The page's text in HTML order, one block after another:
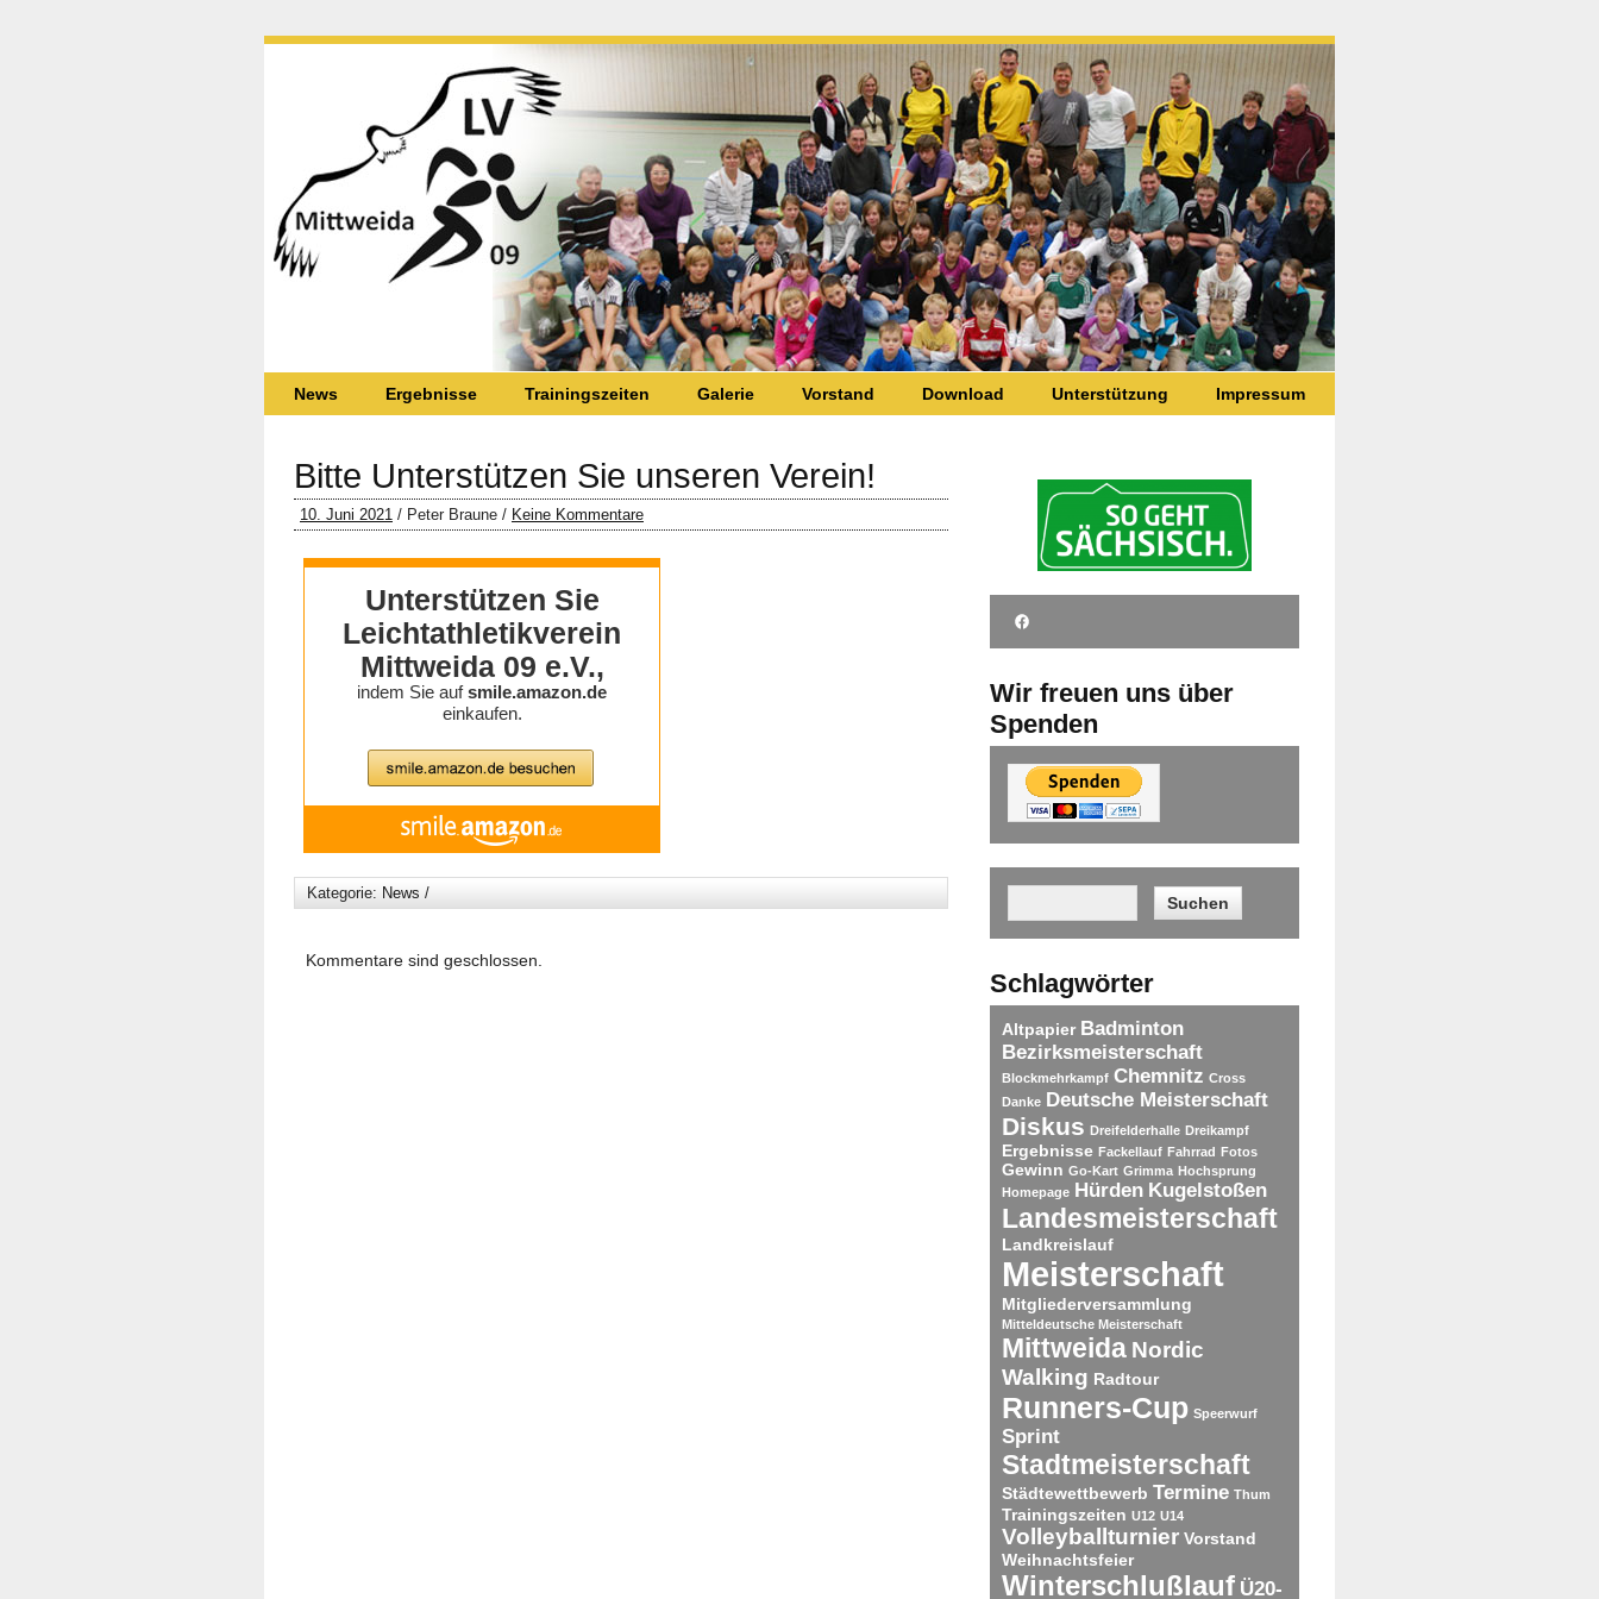
News Ergebnisse Trainingszeiten Galerie Vorstand Download Unterstützung Impressum
Bitte Unterstützen Sie unseren Verein!
10. Juni 2021 / Peter Braune / Keine Kommentare
Kategorie: News /
Kommentare sind geschlossen.
Wir freuen uns über
Spenden
Schlagwörter
Altpapier Badminton
Bezirksmeisterschaft
Blockmehrkampf Chemnitz Cross
Danke Deutsche Meisterschaft
Diskus Dreifelderhalle Dreikampf
Ergebnisse Fackellauf Fahrrad Fotos
Gewinn Go-Kart Grimma Hochsprung
Homepage Hürden Kugelstoßen
Landesmeisterschaft
Landkreislauf
Meisterschaft
Mitgliederversammlung
Mitteldeutsche Meisterschaft
Mittweida Nordic
Walking Radtour
Runners-Cup Speerwurf
Sprint
Stadtmeisterschaft
Städtewettbewerb Termine Thum
Trainingszeiten U12 U14
Volleyballturnier Vorstand
Weihnachtsfeier
Winterschlußlauf Ü20-